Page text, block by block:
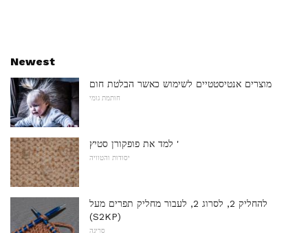
Newest
מוצרים אנטיסטטיים לשימוש כאשר הבלטת חום
חותמת גומי
למד את פופקורן סטיץ '
יסודות והטוויה
להחליק 2, לסרוג 2, לעבור מחליק תפרים מעל
(S2KP)
סְרִיגָה